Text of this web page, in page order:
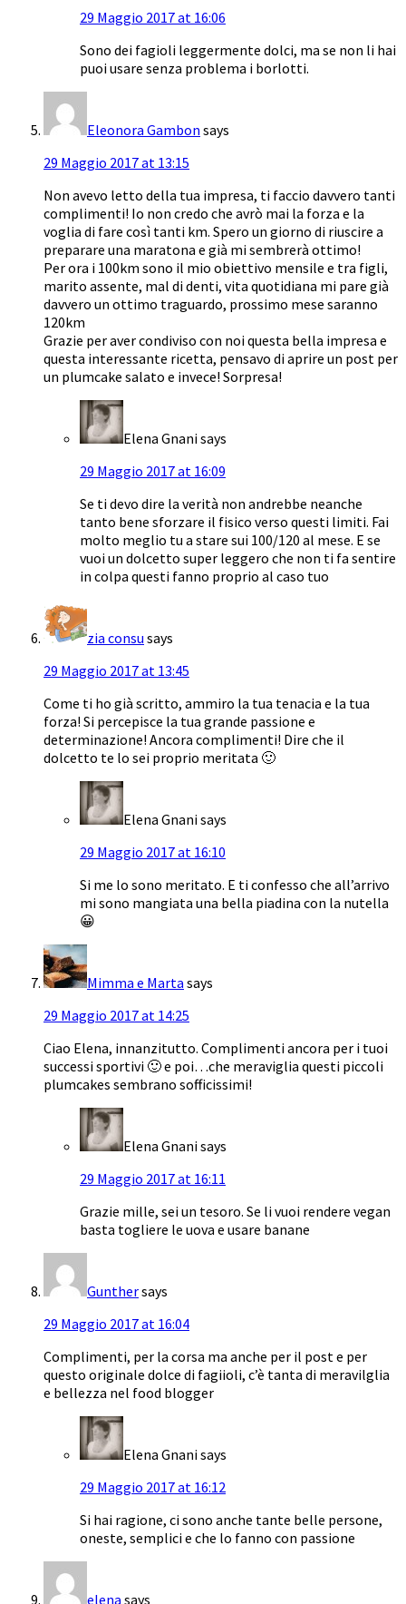
29 Maggio 2017 at 16:06
Sono dei fagioli leggermente dolci, ma se non li hai
puoi usare senza problema i borlotti.
Eleonora Gambon says
29 Maggio 2017 at 13:15
Non avevo letto della tua impresa, ti faccio davvero tanti
complimenti! Io non credo che avrò mai la forza e la
voglia di fare così tanti km. Spero un giorno di riuscire a
preparare una maratona e già mi sembrerà ottimo!
Per ora i 100km sono il mio obiettivo mensile e tra figli,
marito assente, mal di denti, vita quotidiana mi pare già
davvero un ottimo traguardo, prossimo mese saranno
120km
Grazie per aver condiviso con noi questa bella impresa e
questa interessante ricetta, pensavo di aprire un post per
un plumcake salato e invece! Sorpresa!
Elena Gnanisays
29 Maggio 2017 at 16:09
Se ti devo dire la verità non andrebbe neanche
tanto bene sforzare il fisico verso questi limiti. Fai
molto meglio tu a stare sui 100/120 al mese. E se
vuoi un dolcetto super leggero che non ti fa sentire
in colpa questi fanno proprio al caso tuo
zia consu says
29 Maggio 2017 at 13:45
Come ti ho già scritto, ammiro la tua tenacia e la tua
forza! Si percepisce la tua grande passione e
determinazione! Ancora complimenti! Dire che il
dolcetto te lo sei proprio meritata 🙂
Elena Gnanisays
29 Maggio 2017 at 16:10
Si me lo sono meritato. E ti confesso che all’arrivo
mi sono mangiata una bella piadina con la nutella
😀
Mimma e Marta says
29 Maggio 2017 at 14:25
Ciao Elena, innanzitutto. Complimenti ancora per i tuoi
successi sportivi 🙂 e poi…che meraviglia questi piccoli
plumcakes sembrano sofficissimi!
Elena Gnanisays
29 Maggio 2017 at 16:11
Grazie mille, sei un tesoro. Se li vuoi rendere vegan
basta togliere le uova e usare banane
Gunthersays
29 Maggio 2017 at 16:04
Complimenti, per la corsa ma anche per il post e per
questo originale dolce di fagiioli, c’è tanta di meravilglia
e bellezza nel food blogger
Elena Gnanisays
29 Maggio 2017 at 16:12
Si hai ragione, ci sono anche tante belle persone,
oneste, semplici e che lo fanno con passione
elena says